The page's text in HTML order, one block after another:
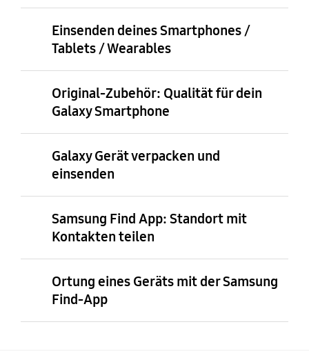
Einsenden deines Smartphones /
Tablets / Wearables
Original-Zubehör: Qualität für dein
Galaxy Smartphone
Galaxy Gerät verpacken und
einsenden
Samsung Find App: Standort mit
Kontakten teilen
Ortung eines Geräts mit der Samsung
Find-App